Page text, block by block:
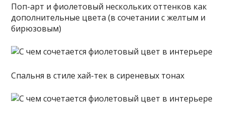
Поп-арт и фиолетовый нескольких оттенков как
дополнительные цвета (в сочетании с желтым и
бирюзовым)
Спальня в стиле хай-тек в сиреневых тонах